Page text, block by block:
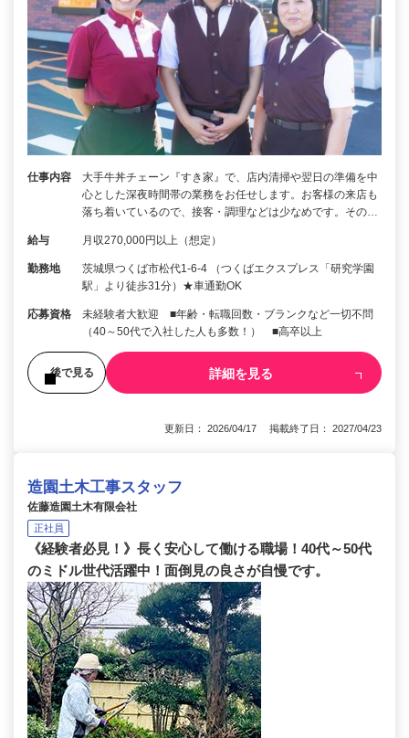
仕事内容
大手牛丼チェーン『すき家』で、店内清掃や翌日の準備を中
心とした深夜時間帯の業務をお任せします。お客様の来店も
落ち着いているので、接客・調理などは少なめです。その…
給与 月収270,000円以上（想定）
勤務地
茨城県つくば市松代1-6-4 （つくばエクスプレス「研究学園
駅」より徒歩31分）★車通勤OK
応募資格
未経験者大歓迎 ■年齢・転職回数・ブランクなど一切不問
（40～50代で入社した人も多数！） ■高卒以上
後で見る 詳細を見る
更新日： 2026/04/17 掲載終了日： 2027/04/23
造園土木工事スタッフ
佐藤造園土木有限会社
正社員
《経験者必見！》長く安心して働ける職場！40代～50代
のミドル世代活躍中！面倒見の良さが自慢です。